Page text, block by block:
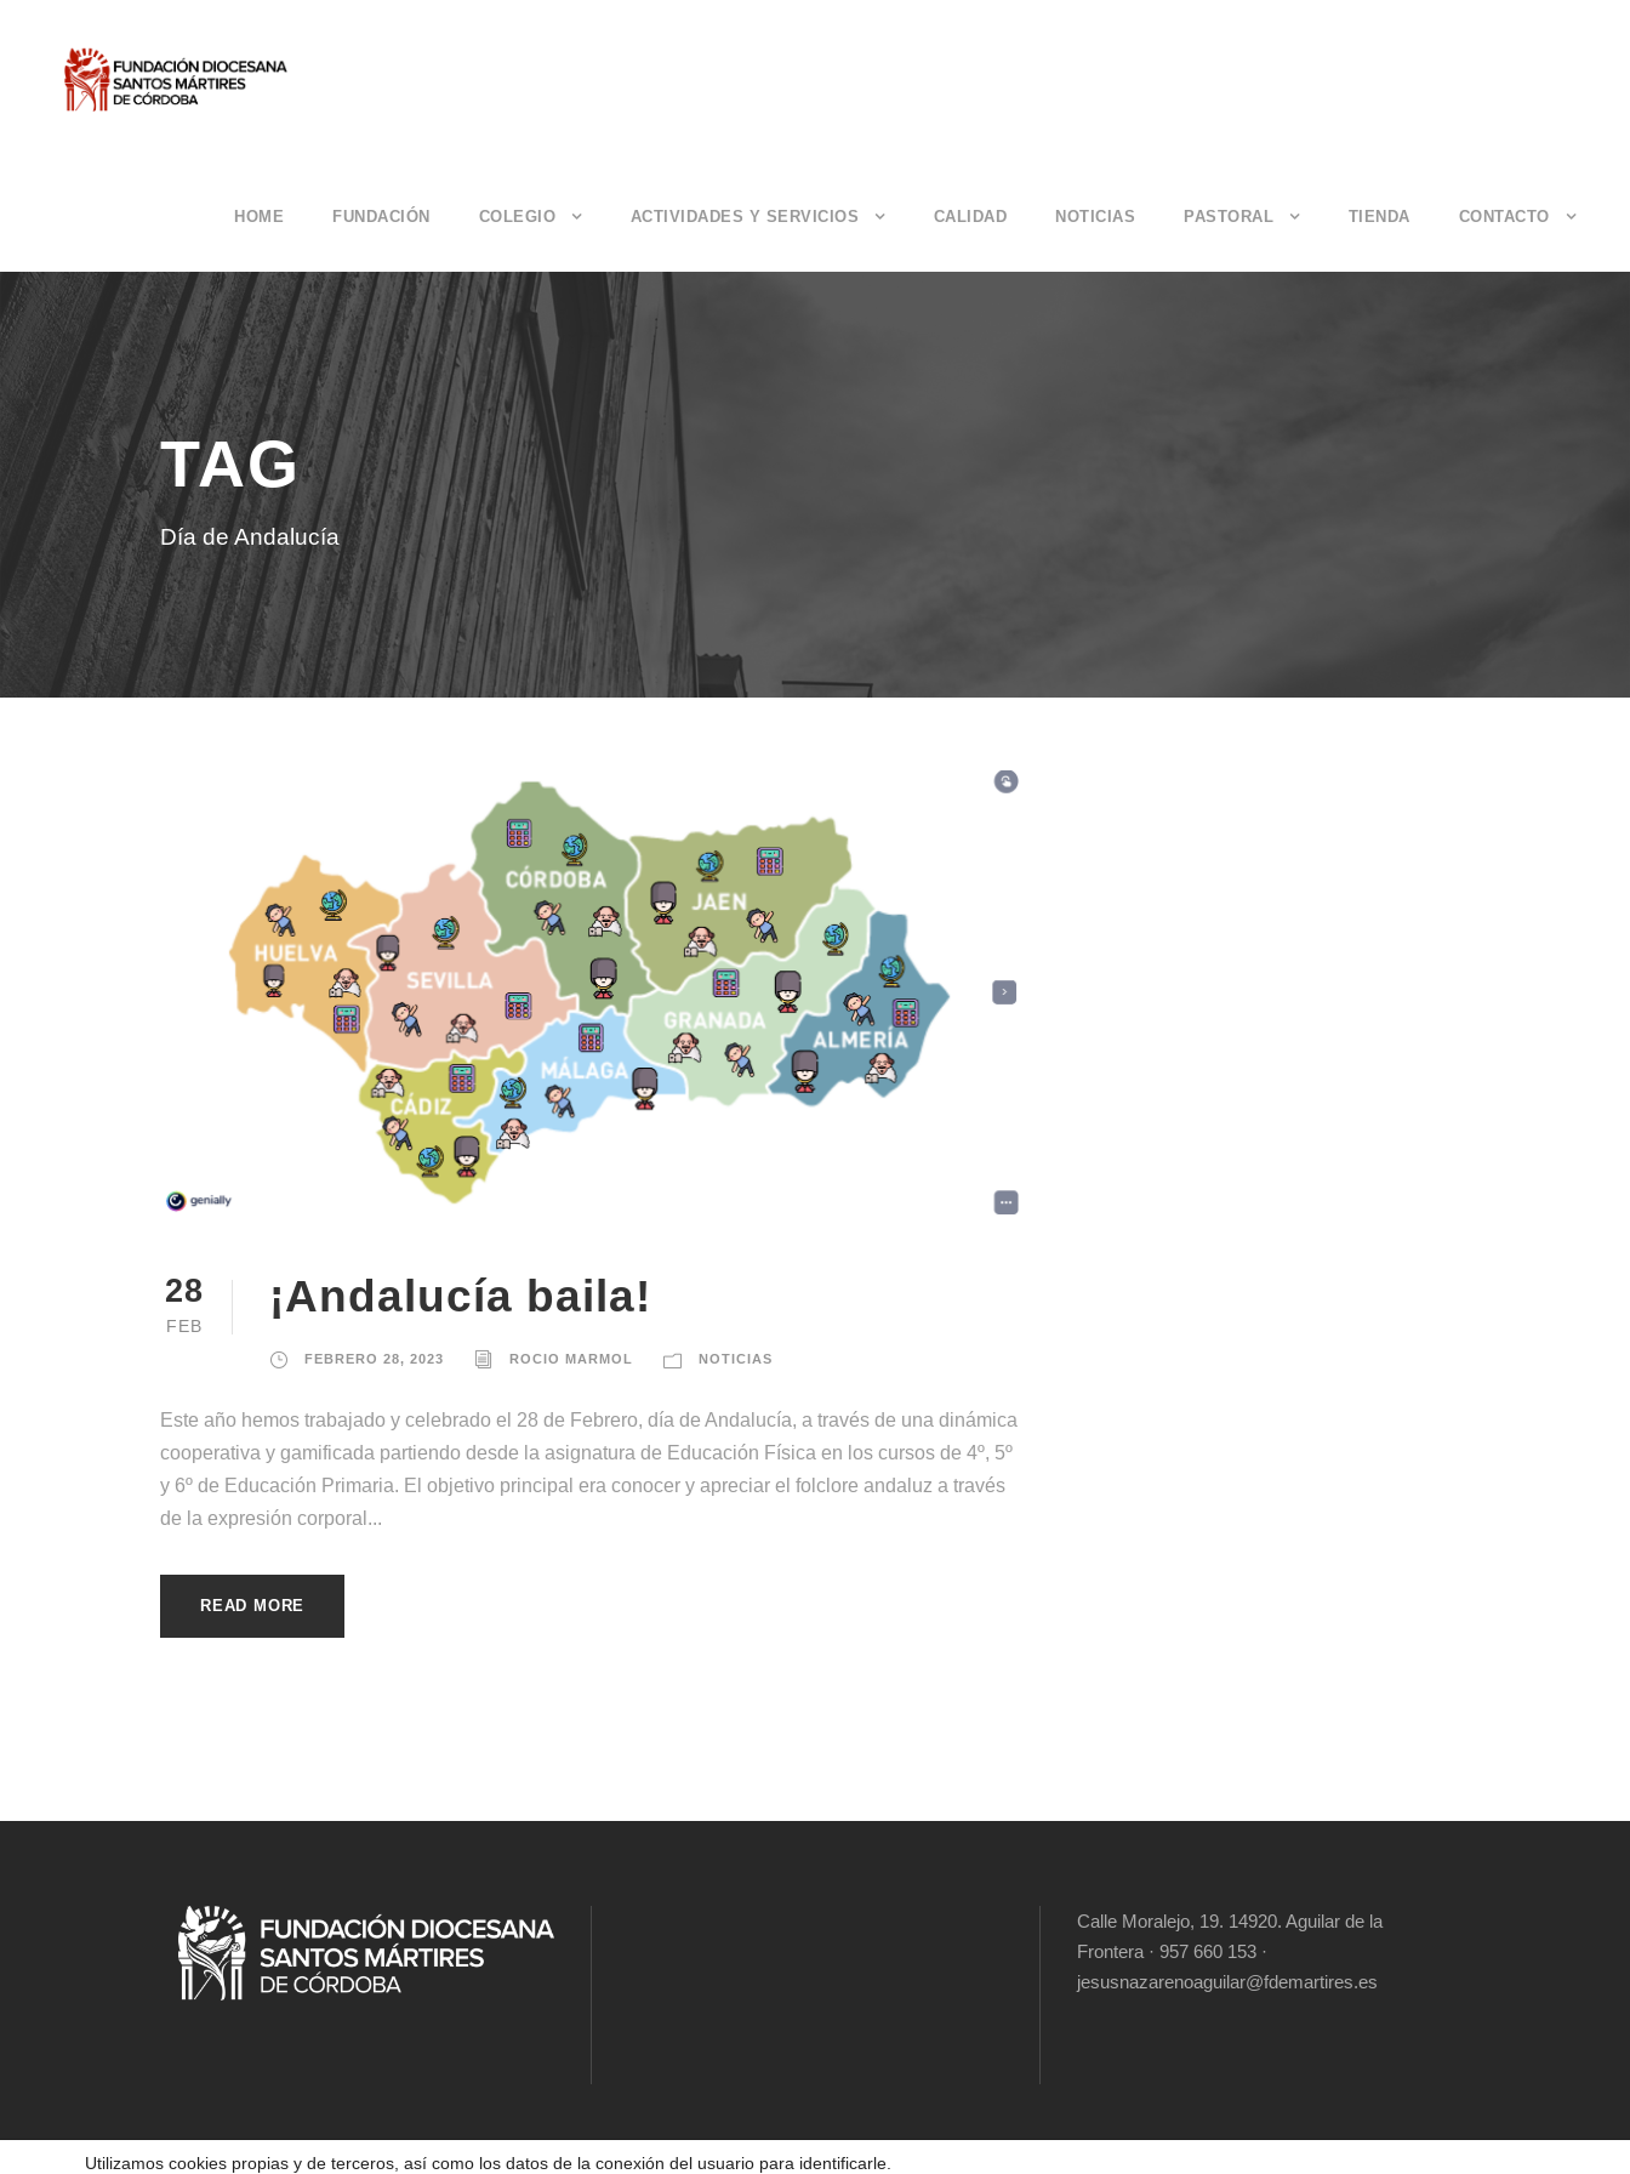
HOME FUNDACIÓN COLEGIO ACTIVIDADES Y SERVICIOS CALIDAD NOTICIAS PASTORAL TIENDA CONTACTO
TAG
Día de Andalucía
28
FEB
¡Andalucía baila!
FEBRERO 28, 2023 ROCIO MARMOL NOTICIAS
Este año hemos trabajado y celebrado el 28 de Febrero, día de Andalucía, a través de una dinámica
cooperativa y gamificada partiendo desde la asignatura de Educación Física en los cursos de 4º, 5º
y 6º de Educación Primaria. El objetivo principal era conocer y apreciar el folclore andaluz a través
de la expresión corporal...
READ MORE
Calle Moralejo, 19. 14920. Aguilar de la
Frontera · 957 660 153 ·
jesusnazarenoaguilar@fdemartires.es
Utilizamos cookies propias y de terceros, así como los datos de la conexión del usuario para identificarle.